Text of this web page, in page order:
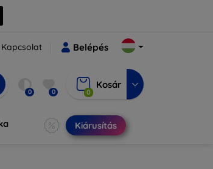
Kapcsolat Belépés
0 0 0
Kosár
Kiárusítás